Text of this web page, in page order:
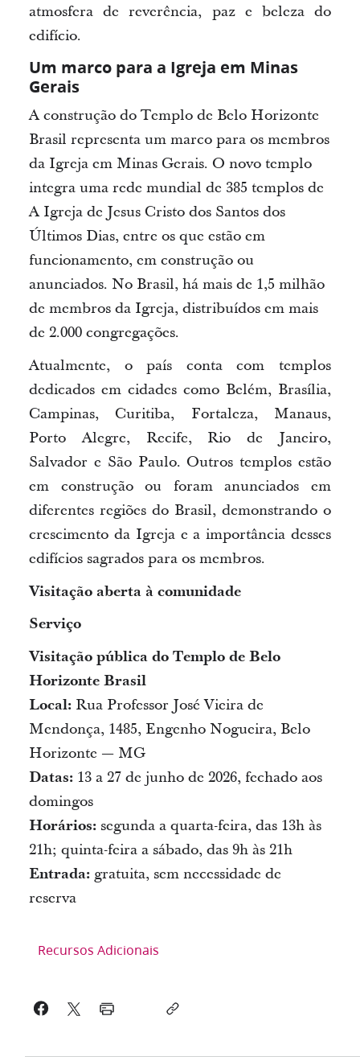
atmosfera de reverência, paz e beleza do
edifício.
Um marco para a Igreja em Minas
Gerais
A construção do Templo de Belo Horizonte
Brasil representa um marco para os membros
da Igreja em Minas Gerais. O novo templo
integra uma rede mundial de 385 templos de
A Igreja de Jesus Cristo dos Santos dos
Últimos Dias, entre os que estão em
funcionamento, em construção ou
anunciados. No Brasil, há mais de 1,5 milhão
de membros da Igreja, distribuídos em mais
de 2.000 congregações.
Atualmente, o país conta com templos
dedicados em cidades como Belém, Brasília,
Campinas, Curitiba, Fortaleza, Manaus,
Porto Alegre, Recife, Rio de Janeiro,
Salvador e São Paulo. Outros templos estão
em construção ou foram anunciados em
diferentes regiões do Brasil, demonstrando o
crescimento da Igreja e a importância desses
edifícios sagrados para os membros.
Visitação aberta à comunidade
Serviço
Visitação pública do Templo de Belo
Horizonte Brasil
Local:Rua Professor José Vieira de
Mendonça, 1485, Engenho Nogueira, Belo
Horizonte — MG
Datas:13 a 27 de junho de 2026, fechado aos
domingos
Horários:segunda a quarta-feira, das 13h às
21h; quinta-feira a sábado, das 9h às 21h
Entrada:gratuita, sem necessidade de
reserva
Recursos Adicionais